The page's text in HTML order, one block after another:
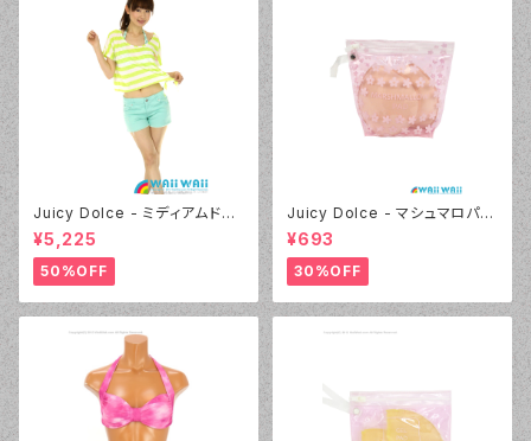
Juicy Dolce - ミディアムドッ
ト（4412 - 60:グリーン）
¥5,225
50%OFF
Juicy Dolce - マシュマロパッ
ド（032 - 40:イエロー）
¥693
30%OFF